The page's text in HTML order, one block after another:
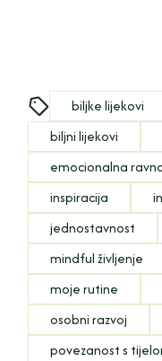
biljke lijekovi
biljni lijekovi
emocionalna
inspiracija
jednostavnost
mindful življenje
moje rutine
osobni razvoj
povezanost s